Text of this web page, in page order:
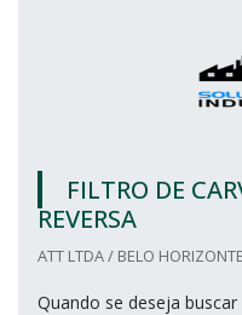
FILTRO DE
REVERSA
ATT LTDA / BELO
Quando se deseja